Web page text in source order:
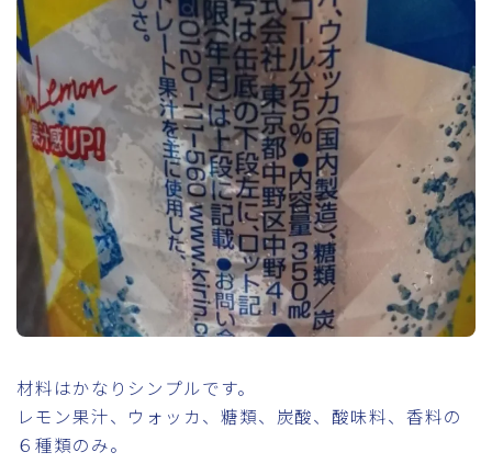
材料はかなりシンプルです。
レモン果汁、ウォッカ、糖類、炭酸、酸味料、香料の
６種類のみ。